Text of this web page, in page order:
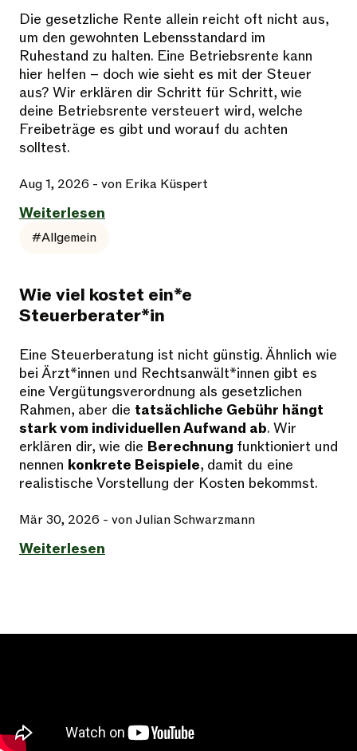
Die gesetzliche Rente allein reicht oft nicht aus,
um den gewohnten Lebensstandard im
Ruhestand zu halten. Eine Betriebsrente kann
hier helfen – doch wie sieht es mit der Steuer
aus? Wir erklären dir Schritt für Schritt, wie
deine Betriebsrente versteuert wird, welche
Freibeträge es gibt und worauf du achten
solltest.
Aug 1, 2026 - von Erika Küspert
Weiterlesen
#Allgemein
Wie viel kostet ein*e
Steuerberater*in
Eine Steuerberatung ist nicht günstig. Ähnlich wie
bei Ärzt*innen und Rechtsanwält*innen gibt es
eine Vergütungsverordnung als gesetzlichen
Rahmen, aber die tatsächliche Gebühr hängt
stark vom individuellen Aufwand ab. Wir
erklären dir, wie die Berechnung funktioniert und
nennen konkrete Beispiele, damit du eine
realistische Vorstellung der Kosten bekommst.
Mär 30, 2026 - von Julian Schwarzmann
Weiterlesen